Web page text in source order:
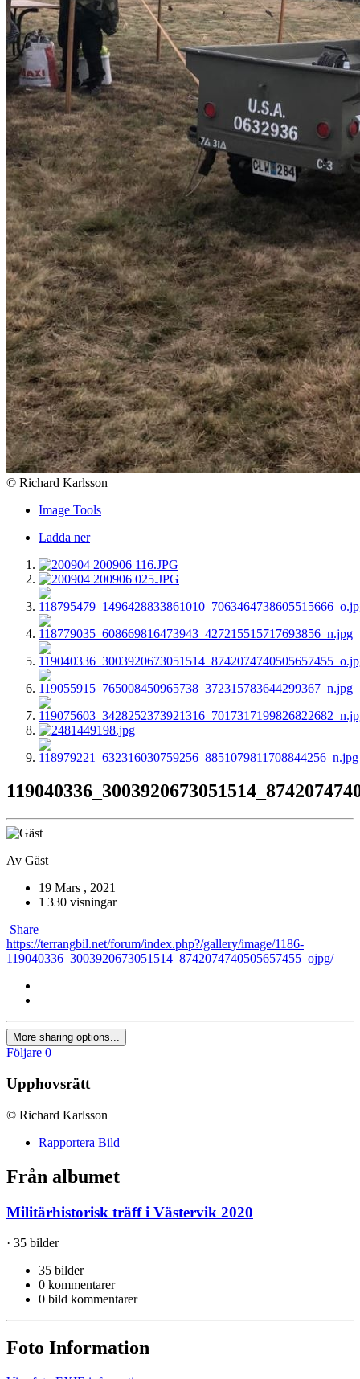
© Richard Karlsson
Image Tools
Ladda ner
Av Gäst
19 Mars , 2021
1 330 visningar
Share
https://terrangbil.net/forum/index.php?/gallery/image/1186-
119040336_3003920673051514_8742074740505657455_ojpg/
More sharing options...
Följare 0
Upphovsrätt
© Richard Karlsson
Rapportera Bild
Från albumet
Militärhistorisk träff i Västervik 2020
· 35 bilder
35 bilder
0 kommentarer
0 bild kommentarer
Foto Information